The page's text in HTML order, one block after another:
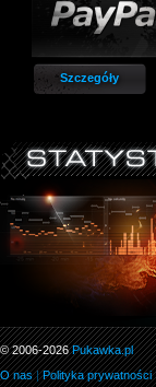
Szczegóły
© 2006-2026Pukawka.pl
O nas|Polityka prywatności